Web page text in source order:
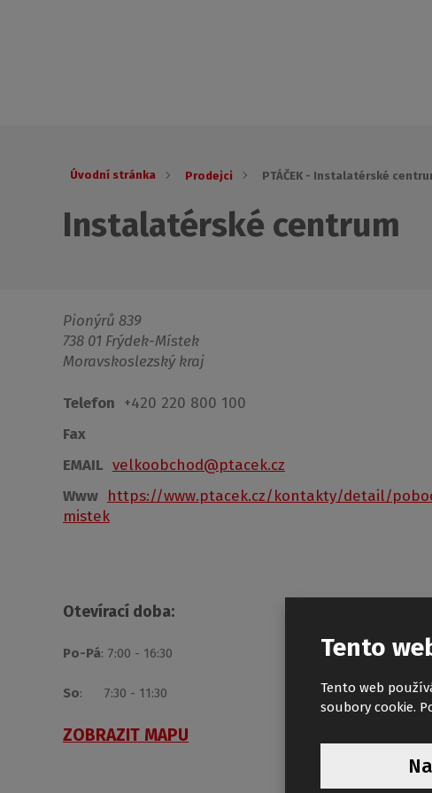
Úvodní stránka Prodejci PTÁČEK - Instalatérské
Instalatérské centrum
Pionýrů 839
738 01 Frýdek-Místek
Moravskoslezský kraj
Telefon +420 220 800 100
Fax
EMAIL velkoobchod@ptacek.cz
Www https://www.ptacek.cz/kontakty/detail/
mistek
Otevírací doba:
Po-Pá: 7:00 - 16:30
So: 7:30 - 11:30
ZOBRAZIT MAPU
Tento
Tento web
soubory cookie.